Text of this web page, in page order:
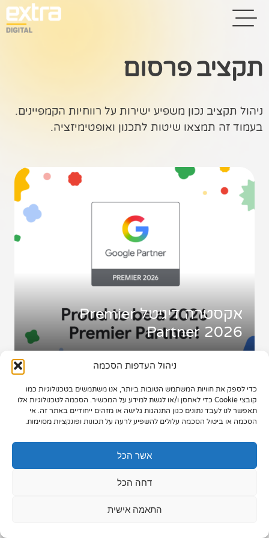
ניהול העדפות הסכמה
כדי לספק את חוויות המשתמש הטובות ביותר, אנו משתמשים בטכנולוגיות כמו
קובצי Cookie כדי לאחסן ו/או לגשת למידע על המכשיר. הסכמה לטכנולוגיות אלו
תאפשר לנו לעבד נתונים כגון התנהגות גלישה או מזהים ייחודיים באתר זה. אי
הסכמה או ביטול הסכמה עלולים להשפיע לרעה על תכונות ופונקציות מסוימות.
אשר הכל
דחה הכל
התאמה אישית
בניית אתרים
פרסום בגוגל
רשתות חברתיות
צור קשר
073-7028000
הפלד 7, חולון
info@extra.co.il
תקציב פרסום
ניהול תקציב נכון משפיע ישירות על רווחיות הקמפיינים.
בעמוד זה תמצאו שיטות לתכנון ואופטימיזציה.
אקסטרה דיגיטל Premier
Partner 2026